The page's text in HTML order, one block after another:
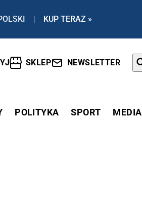
| KUP TERAZ »
SKLEP NEWSLETTER
POLITYKA SPORT MEDIA